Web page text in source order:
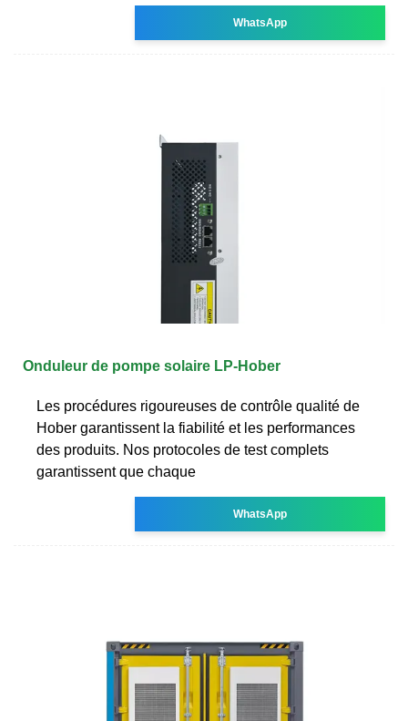
WhatsApp
Onduleur de pompe solaire LP-Hober
Les procédures rigoureuses de contrôle qualité de
Hober garantissent la fiabilité et les performances
des produits. Nos protocoles de test complets
garantissent que chaque
WhatsApp